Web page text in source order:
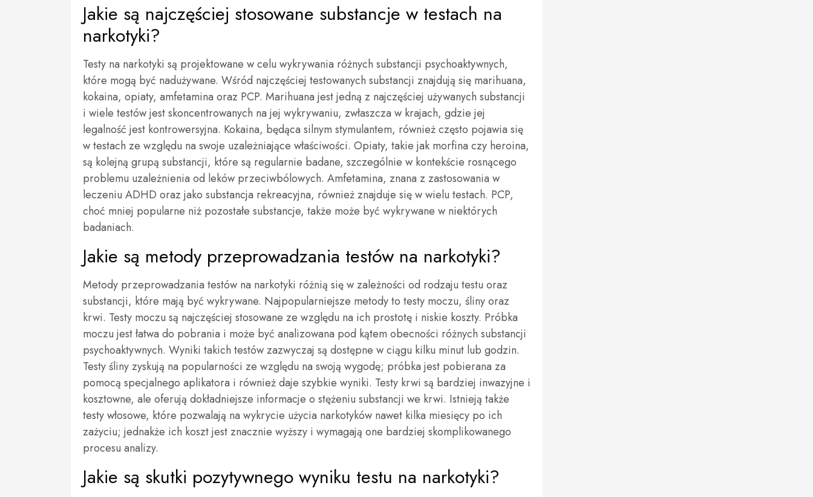
Jakie są najczęściej stosowane substancje w testach na
narkotyki?
Testy na narkotyki są projektowane w celu wykrywania różnych substancji psychoaktywnych,
które mogą być nadużywane. Wśród najczęściej testowanych substancji znajdują się marihuana,
kokaina, opiaty, amfetamina oraz PCP. Marihuana jest jedną z najczęściej używanych substancji
i wiele testów jest skoncentrowanych na jej wykrywaniu, zwłaszcza w krajach, gdzie jej
legalność jest kontrowersyjna. Kokaina, będąca silnym stymulantem, również często pojawia się
w testach ze względu na swoje uzależniające właściwości. Opiaty, takie jak morfina czy heroina,
są kolejną grupą substancji, które są regularnie badane, szczególnie w kontekście rosnącego
problemu uzależnienia od leków przeciwbólowych. Amfetamina, znana z zastosowania w
leczeniu ADHD oraz jako substancja rekreacyjna, również znajduje się w wielu testach. PCP,
choć mniej popularne niż pozostałe substancje, także może być wykrywane w niektórych
badaniach.
Jakie są metody przeprowadzania testów na narkotyki?
Metody przeprowadzania testów na narkotyki różnią się w zależności od rodzaju testu oraz
substancji, które mają być wykrywane. Najpopularniejsze metody to testy moczu, śliny oraz
krwi. Testy moczu są najczęściej stosowane ze względu na ich prostotę i niskie koszty. Próbka
moczu jest łatwa do pobrania i może być analizowana pod kątem obecności różnych substancji
psychoaktywnych. Wyniki takich testów zazwyczaj są dostępne w ciągu kilku minut lub godzin.
Testy śliny zyskują na popularności ze względu na swoją wygodę; próbka jest pobierana za
pomocą specjalnego aplikatora i również daje szybkie wyniki. Testy krwi są bardziej inwazyjne i
kosztowne, ale oferują dokładniejsze informacje o stężeniu substancji we krwi. Istnieją także
testy włosowe, które pozwalają na wykrycie użycia narkotyków nawet kilka miesięcy po ich
zażyciu; jednakże ich koszt jest znacznie wyższy i wymagają one bardziej skomplikowanego
procesu analizy.
Jakie są skutki pozytywnego wyniku testu na narkotyki?